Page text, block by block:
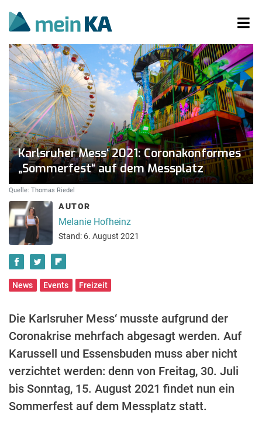
Karlsruher Mess‘ 2021: Coronakonformes
„Sommerfest“ auf dem Messplatz
Quelle: Thomas Riedel
AUTOR
Melanie Hofheinz
Stand: 6. August 2021
News Events Freizeit
Die Karlsruher Mess‘ musste aufgrund der
Coronakrise mehrfach abgesagt werden. Auf
Karussell und Essensbuden muss aber nicht
verzichtet werden: denn von Freitag, 30. Juli
bis Sonntag, 15. August 2021 findet nun ein
Sommerfest auf dem Messplatz statt.